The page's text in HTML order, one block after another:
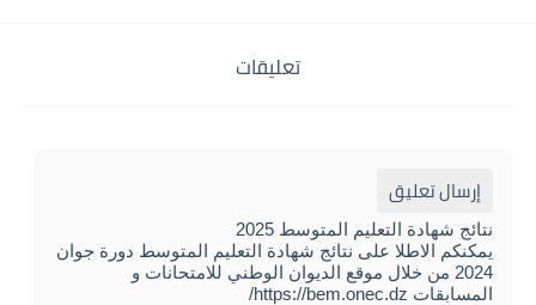
تعليقات
إرسال تعليق
نتائج شهادة التعليم المتوسط 2025
يمكنكم الاطلا على نتائج شهادة التعليم المتوسط دورة جوان
2024 من خلال موقع الديوان الوطني للامتحانات و
المسابقات https://bem.onec.dz/